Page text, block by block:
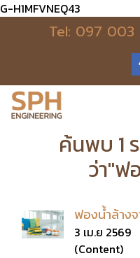
G-H1MFVNEQ43
Tel: 097 003
ค้นพบ 1
ว่า"ฟ
ฟองน้ำล้าง
3 เม.ย 2569
(Content)